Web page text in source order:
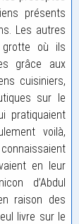
présents
Les autres
où ils
grâce aux
cuisiniers,
sur le
pratiquaient
voilà,
en leur
d’Abdul
raison des
livre sur le